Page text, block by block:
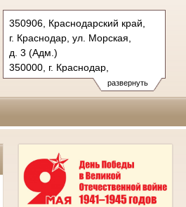
развернуть
350906, Краснодарский край,
г. Краснодар, ул. Морская,
д. 3 (Адм.)
350000, г. Краснодар,
ул. Красная, д.113 (Уг.)
350907, г. Краснодар,
Тел.: (861) 219-24-00